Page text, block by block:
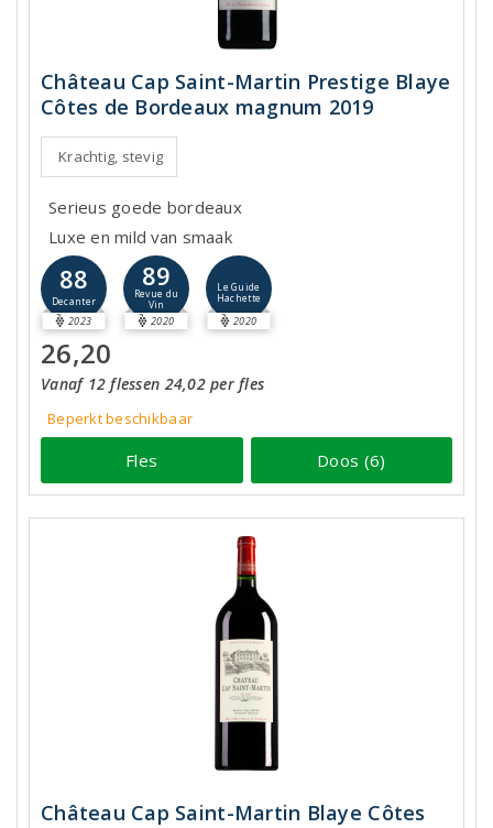
Château Cap Saint-Martin Prestige Blaye
Côtes de Bordeaux magnum 2019
Krachtig, stevig
Serieus goede bordeaux
Luxe en mild van smaak
88
Decanter
2023
89
Revue du
Vin
2020
Le Guide
Hachette
2020
26,20
Vanaf 12 flessen 24,02 per fles
Beperkt beschikbaar
Fles Doos (6)
Château Cap Saint-Martin Blaye Côtes